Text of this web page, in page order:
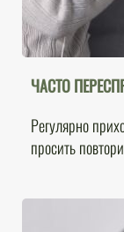
ЧАСТО
Регулярно
просить